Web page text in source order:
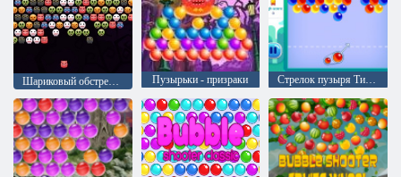
Пузырьки - призраки Стрелок пузыря Тингли